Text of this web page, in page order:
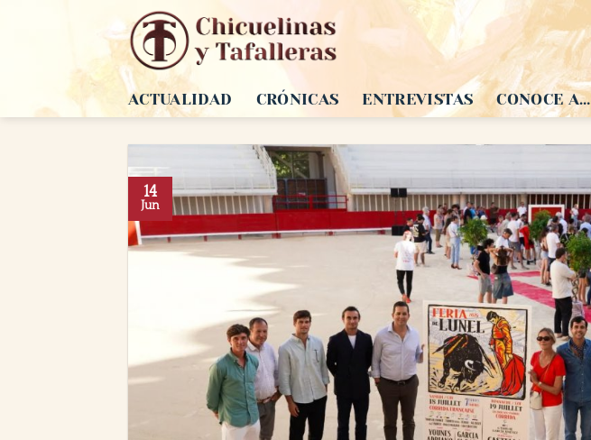
ACTUALIDAD
CRÓNICAS ENTREVISTAS CONOCE A…
14
Jun